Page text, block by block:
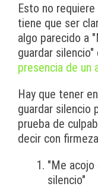
Esto no
tiene que ser
algo parecido a
guardar silencio"
presencia de un
Hay que tener
guardar silencio
prueba de
decir con
"Me acojo
silencio"